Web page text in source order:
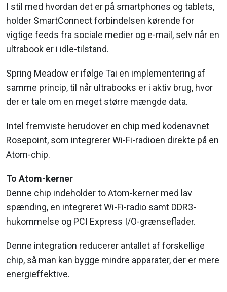
I stil med hvordan det er på smartphones og tablets,
holder SmartConnect forbindelsen kørende for
vigtige feeds fra sociale medier og e-mail, selv når en
ultrabook er i idle-tilstand.
Spring Meadow er ifølge Tai en implementering af
samme princip, til når ultrabooks er i aktiv brug, hvor
der er tale om en meget større mængde data.
Intel fremviste herudover en chip med kodenavnet
Rosepoint, som integrerer Wi-Fi-radioen direkte på en
Atom-chip.
To Atom-kerner
Denne chip indeholder to Atom-kerner med lav
spænding, en integreret Wi-Fi-radio samt DDR3-
hukommelse og PCI Express I/O-grænseflader.
Denne integration reducerer antallet af forskellige
chip, så man kan bygge mindre apparater, der er mere
energieffektive.